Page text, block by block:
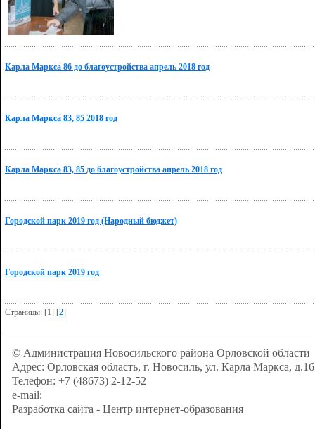
Карла Маркса 86 до благоустройства апрель 2018 год
Карла Маркса 83, 85 2018 год
Карла Маркса 83, 85 до благоустройства апрель 2018 год
Городской парк 2019 год (Народный бюджет)
Городской парк 2019 год
Страницы: [1] [2]
© Администрация Новосильского района Орловской области
Адрес: Орловская область, г. Новосиль, ул. Карла Маркса, д.16
Телефон: +7 (48673) 2-12-52
e-mail:
Разработка сайта - Центр интернет-образования